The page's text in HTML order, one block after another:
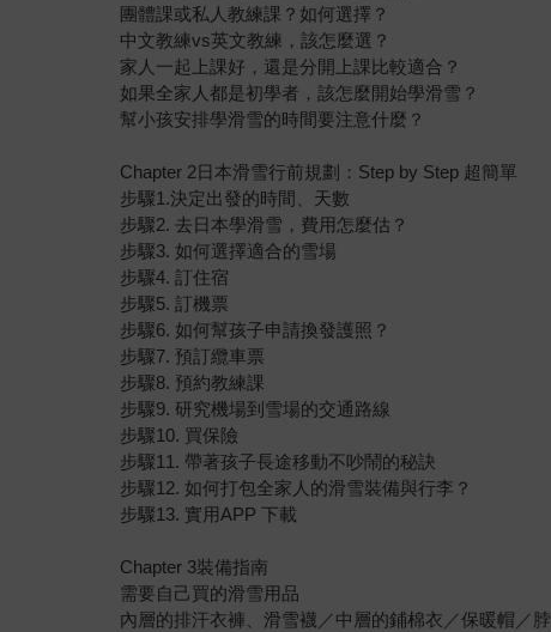
團體課或私人教練課？如何選擇？
中文教練vs英文教練，該怎麼選？
家人一起上課好，還是分開上課比較適合？
如果全家人都是初學者，該怎麼開始學滑雪？
幫小孩安排學滑雪的時間要注意什麼？
Chapter 2日本滑雪行前規劃：Step by Step 超簡單
步驟1.決定出發的時間、天數
步驟2. 去日本學滑雪，費用怎麼估？
步驟3. 如何選擇適合的雪場
步驟4. 訂住宿
步驟5. 訂機票
步驟6. 如何幫孩子申請換發護照？
步驟7. 預訂纜車票
步驟8. 預約教練課
步驟9. 研究機場到雪場的交通路線
步驟10. 買保險
步驟11. 帶著孩子長途移動不吵鬧的秘訣
步驟12. 如何打包全家人的滑雪裝備與行李？
步驟13. 實用APP 下載
Chapter 3裝備指南
需要自己買的滑雪用品
內層的排汗衣褲、滑雪襪／中層的鋪棉衣／保暖帽／